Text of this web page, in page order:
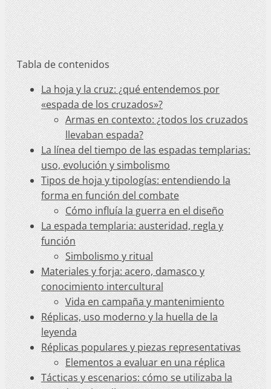
Tabla de contenidos
La hoja y la cruz: ¿qué entendemos por
«espada de los cruzados»?
Armas en contexto: ¿todos los cruzados
llevaban espada?
La línea del tiempo de las espadas templarias:
uso, evolución y simbolismo
Tipos de hoja y tipologías: entendiendo la
forma en función del combate
Cómo influía la guerra en el diseño
La espada templaria: austeridad, regla y
función
Simbolismo y ritual
Materiales y forja: acero, damasco y
conocimiento intercultural
Vida en campaña y mantenimiento
Réplicas, uso moderno y la huella de la
leyenda
Réplicas populares y piezas representativas
Elementos a evaluar en una réplica
Tácticas y escenarios: cómo se utilizaba la